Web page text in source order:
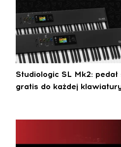
Studiologic SL Mk2:
gratis do każdej